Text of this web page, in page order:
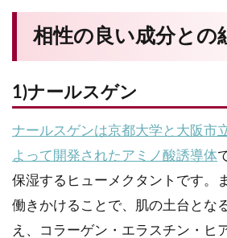
相性の良い成分との
1)ナールスゲン
ナールスゲンは京都大学と大阪市
よって開発されたアミノ酸誘導体
保湿するヒューメクタントです。
働きかけることで、肌の土台とな
え、コラーゲン・エラスチン・ヒ